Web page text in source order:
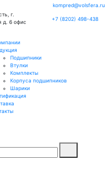
г.
д. 6 офис
kompred@volsfera.ru
+7 (8202) 498-438
Подшипники
Втулки
Комплекты
Корпуса подшипников
Шарики